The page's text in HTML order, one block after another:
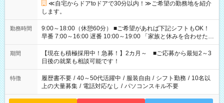
≪自宅からドアtoドアで30分以内！≫ご希望の勤務地を紹介
します。
勤務時間
9:00～18:00（休憩60分） ■ご希望があれば下記シフトもOK！
早番 7:00～16:00 遅番 10:00～19:00 「家族と休みを合わせた
い」 「余裕を持って夕飯の準備がしたい」 「できれば残業はし
たくない」 など、ご希望を教えてくださいね。 ※Wワーク希望
の方へ 今ご覧のお仕事で希望する勤務時間と、もう1つのお仕事
の勤務時間。 合計で週40時間を超える場合は応募できません。
期間
【現在も積極採用中！急募！】2カ月～ ■ご応募から最短2～3
日後の就業も相談可能です！
特徴 履歴書不要 / 40～50代活躍中 / 服装自由 / シフト勤務 / 10名以
上の大量募集 / 電話対応なし / パソコンスキル不要